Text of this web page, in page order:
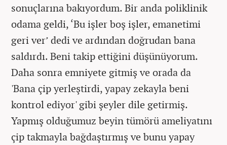
sonuçlarına bakıyordum. Bir anda poliklinik
odama geldi, ‘Bu işler boş işler, emanetimi
geri ver’ dedi ve ardından doğrudan bana
saldırdı. Beni takip ettiğini düşünüyorum.
Daha sonra emniyete gitmiş ve orada da
'Bana çip yerleştirdi, yapay zekayla beni
kontrol ediyor' gibi şeyler dile getirmiş.
Yapmış olduğumuz beyin tümörü ameliyatını
çip takmayla bağdaştırmış ve bunu yapay